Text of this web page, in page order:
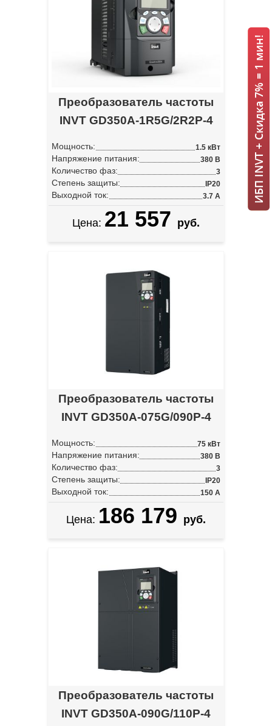
Преобразователь частоты
INVT GD350A-1R5G/2R2P-4
Мощность: 1.5 кВт
Напряжение питания: 380 В
Количество фаз: 3
Степень защиты: IP20
Выходной ток: 3.7 А
Цена: 21 557 руб.
Преобразователь частоты
INVT GD350A-075G/090P-4
Мощность: 75 кВт
Напряжение питания: 380 В
Количество фаз: 3
Степень защиты: IP20
Выходной ток: 150 А
Цена: 186 179 руб.
Преобразователь частоты
INVT GD350A-090G/110P-4
ИБП INVT + Скидка 7% = 1 мин!